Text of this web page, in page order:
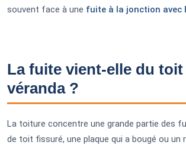
souvent face à une fuite à la jonction avec
La fuite vient-elle du toit
véranda ?
La toiture concentre une grande partie des
de toit fissuré, une plaque qui a bougé ou un